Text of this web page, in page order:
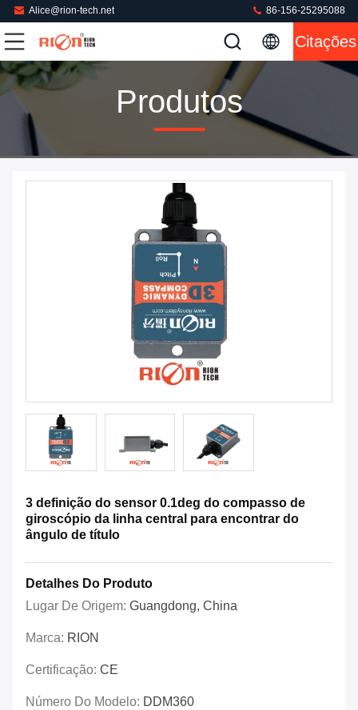
Alice@rion-tech.net 86-156-25295088
Citações
Produtos
3 definição do sensor 0.1deg do compasso de
giroscópio da linha central para encontrar do
ângulo de título
Detalhes Do Produto
Lugar De Origem: Guangdong, China
Marca: RION
Certificação: CE
Número Do Modelo: DDM360